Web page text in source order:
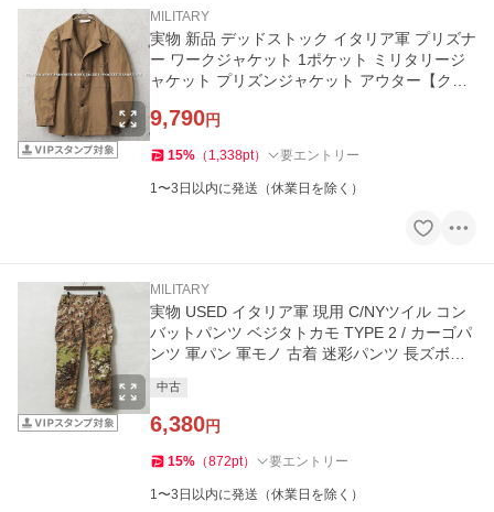
MILITARY
実物 新品 デッドストック イタリア軍 プリズナ
ー ワークジャケット 1ポケット ミリタリージ
ャケット プリズンジャケット アウター【クー
9,790円
15% （ 1,338pt） 要エントリー
1〜3日以内に発送（休業日を除く）
MILITARY
実物 USED イタリア軍 現用 C/NYツイル コン
バットパンツ ベジタトカモ TYPE 2 / カーゴパ
ンツ 軍パン 軍モノ 古着 迷彩パンツ 長ズボン
中古
6,380円
15% （872pt） 要エントリー
1〜3日以内に発送（休業日を除く）